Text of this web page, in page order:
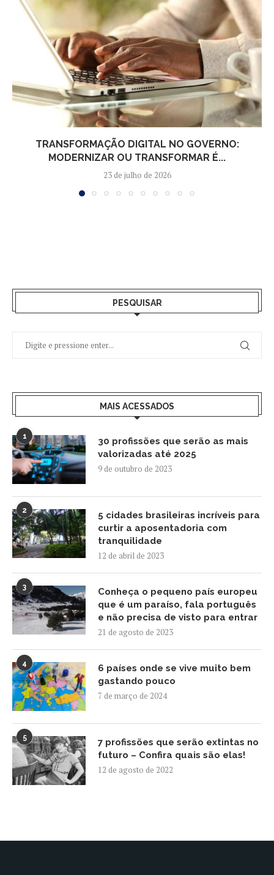
TRANSFORMAÇÃO DIGITAL NO GOVERNO:
MODERNIZAR OU TRANSFORMAR É...
23 de julho de 2026
PESQUISAR
MAIS ACESSADOS
1
30 profissões que serão as mais
valorizadas até 2025
9 de outubro de 2023
2
5 cidades brasileiras incríveis para
curtir a aposentadoria com
tranquilidade
12 de abril de 2023
3
Conheça o pequeno país europeu
que é um paraíso, fala português
e não precisa de visto para entrar
21 de agosto de 2023
4
6 países onde se vive muito bem
gastando pouco
7 de março de 2024
5
7 profissões que serão extintas no
futuro – Confira quais são elas!
12 de agosto de 2022